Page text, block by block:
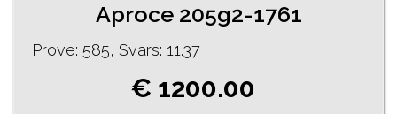
Aproce 205g2-1761
Prove: 585, Svars: 11.37
€ 1200.00